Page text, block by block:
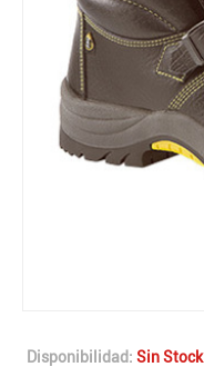
Disponibilidad: Sin Stock